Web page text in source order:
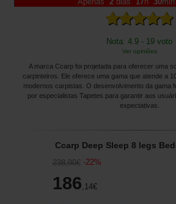
Nota: 4.9 - 19 voto
Ver opiniões
A marca Ccarp foi projetada para oferecer uma
carpinteiros. Ele oferece uma gama que atende a
modernos carpistas. O desenvolvimento da gama
por especialistas Tapetes para garantir aos
expectativas.
Ccarp Deep Sleep 8 legs
238,90€ -22%
186,14€